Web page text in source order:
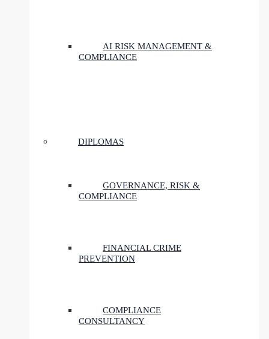
AI RISK MANAGEMENT &
COMPLIANCE
DIPLOMAS
GOVERNANCE, RISK &
COMPLIANCE
FINANCIAL CRIME
PREVENTION
COMPLIANCE
CONSULTANCY